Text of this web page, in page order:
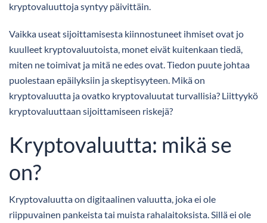
kryptovaluuttoja syntyy päivittäin.
Vaikka useat sijoittamisesta kiinnostuneet ihmiset ovat jo
kuulleet kryptovaluutoista, monet eivät kuitenkaan tiedä,
miten ne toimivat ja mitä ne edes ovat. Tiedon puute johtaa
puolestaan epäilyksiin ja skeptisyyteen. Mikä on
kryptovaluutta ja ovatko kryptovaluutat turvallisia? Liittyykö
kryptovaluuttaan sijoittamiseen riskejä?
Kryptovaluutta: mikä se
on?
Kryptovaluutta on digitaalinen valuutta, joka ei ole
riippuvainen pankeista tai muista rahalaitoksista. Sillä ei ole